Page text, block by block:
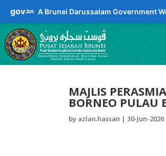
gov.bn A Brunei Darussalam Government
MAJLIS
BORNEO PULAU
by azlan.hassan |30-Jun-2026